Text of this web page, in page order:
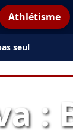
Athlétisme
seul
: